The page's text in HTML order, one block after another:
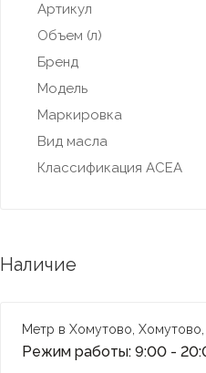
Артикул
Объем (л)
Бренд
Модель
Маркировка
Вид масла
Классификация ACEA
Наличие
Метр в Хомутово, Хомутово,
Режим работы: 9:00 -